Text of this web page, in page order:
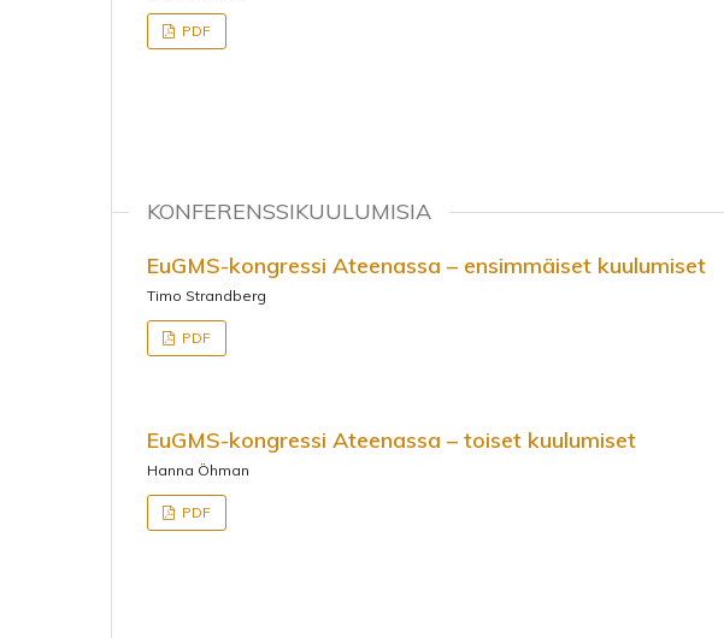
PDF
KONFERENSSIKUULUMISIA
EuGMS-kongressi Ateenassa – ensimmäiset kuulumiset
Timo Strandberg
PDF
EuGMS-kongressi Ateenassa – toiset kuulumiset
Hanna Öhman
PDF